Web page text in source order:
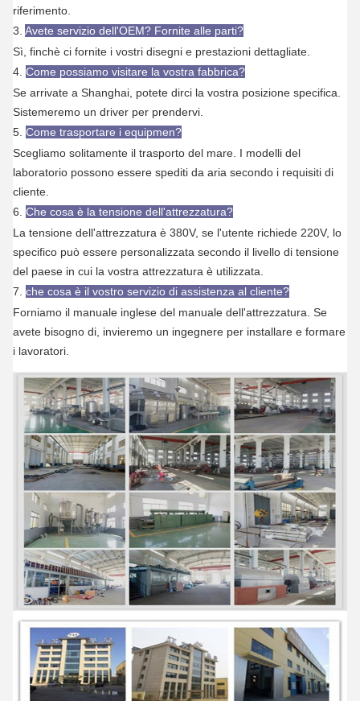
riferimento.
3. Avete servizio dell'OEM? Fornite alle parti?
Sì, finchè ci fornite i vostri disegni e prestazioni dettagliate.
4. Come possiamo visitare la vostra fabbrica?
Se arrivate a Shanghai, potete dirci la vostra posizione specifica.
Sistemeremo un driver per prendervi.
5. Come trasportare i equipmen?
Scegliamo solitamente il trasporto del mare. I modelli del
laboratorio possono essere spediti da aria secondo i requisiti di
cliente.
6. Che cosa è la tensione dell'attrezzatura?
La tensione dell'attrezzatura è 380V, se l'utente richiede 220V, lo
specifico può essere personalizzata secondo il livello di tensione
del paese in cui la vostra attrezzatura è utilizzata.
7. che cosa è il vostro servizio di assistenza al cliente?
Forniamo il manuale inglese del manuale dell'attrezzatura. Se
avete bisogno di, invieremo un ingegnere per installare e formare
i lavoratori.